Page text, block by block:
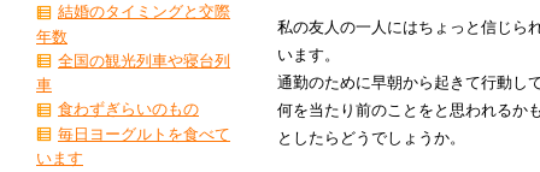
私の友人の一人にはちょっと信じら
います。
通勤のために早朝から起きて行動し
何を当たり前のことをと思われるか
としたらどうでしょうか。
結婚のタイミングと交際
年数
全国の観光列車や寝台列
車
食わずぎらいのもの
毎日ヨーグルトを食べて
います